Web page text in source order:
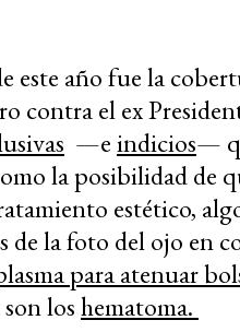
este año fue la
contra el ex
—eindicios—
la posibilidad de
estético,
de la foto del ojo en
para atenuar
loshematoma.